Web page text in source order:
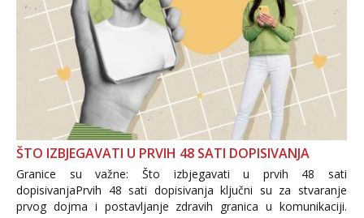
tel:0,93€ - mob:1,12€ min
Anđela
Čekam tvoj poziv!
Tel: 064/677-677- Kod: #142
tel:0,93€ - mob:1,12€ min
ŠTO IZBJEGAVATI U PRVIH 48 SATI DOPISIVANJA
Granice su važne: Što izbjegavati u prvih 48 sati
dopisivanjaPrvih 48 sati dopisivanja ključni su za stvaranje
prvog dojma i postavljanje zdravih granica u komunikaciji.